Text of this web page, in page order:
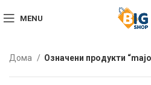
MENU
Дома Означени продукти